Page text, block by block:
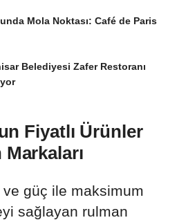
Mola Noktası: Café de Paris
Belediyesi Zafer Restoranı
Fiyatlı Ürünler
güç ile maksimum
sağlayan rulman